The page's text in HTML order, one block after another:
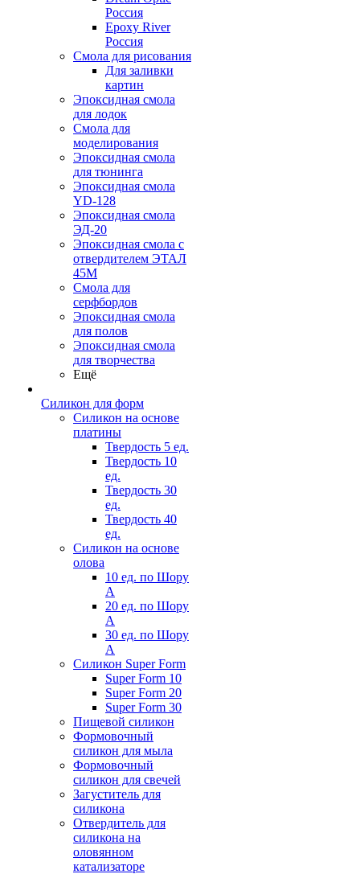
Россия
Epoxy River
Россия
Смола для рисования
Для заливки
картин
Эпоксидная смола
для лодок
Смола для
моделирования
Эпоксидная смола
для тюнинга
Эпоксидная смола
YD-128
Эпоксидная смола
ЭД-20
Эпоксидная смола с
отвердителем ЭТАЛ
45М
Смола для
серфбордов
Эпоксидная смола
для полов
Эпоксидная смола
для творчества
Ещё
Силикон для форм
Силикон на основе
платины
Твердость 5 ед.
Твердость 10
ед.
Твердость 30
ед.
Твердость 40
ед.
Силикон на основе
олова
10 ед. по Шору
А
20 ед. по Шору
А
30 ед. по Шору
А
Силикон Super Form
Super Form 10
Super Form 20
Super Form 30
Пищевой силикон
Формовочный
силикон для мыла
Формовочный
силикон для свечей
Загуститель для
силикона
Отвердитель для
силикона на
оловянном
катализаторе